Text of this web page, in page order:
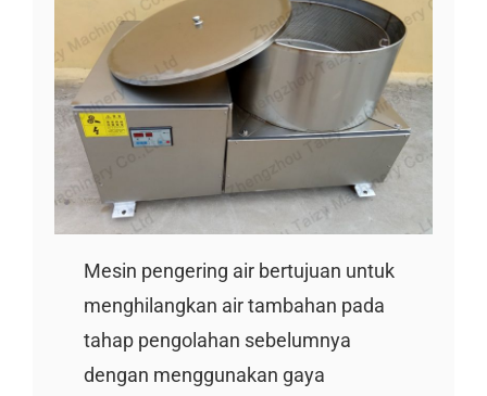
Mesin pengering air bertujuan untuk
menghilangkan air tambahan pada
tahap pengolahan sebelumnya
dengan menggunakan gaya